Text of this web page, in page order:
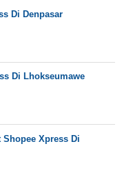
Di Denpasar
Di Lhokseumawe
Xpress Di